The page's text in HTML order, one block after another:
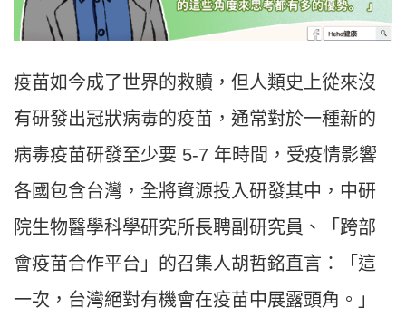
疫苗如今成了世界的救贖，但人類史上從來沒
有研發出冠狀病毒的疫苗，通常對於一種新的
病毒疫苗研發至少要 5-7 年時間，受疫情影響
各國包含台灣，全將資源投入研發其中，中研
院生物醫學科學研究所長聘副研究員、「跨部
會疫苗合作平台」的召集人胡哲銘直言：「這
一次，台灣絕對有機會在疫苗中展露頭角。」